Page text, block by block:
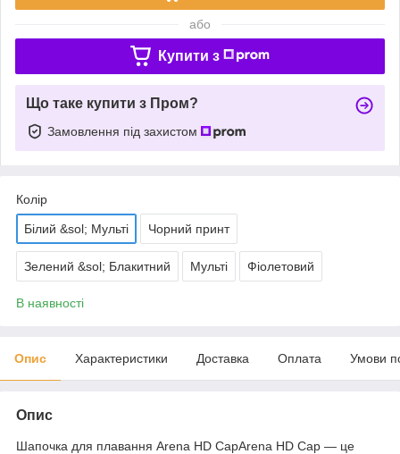
або
Купити з
Що таке купити з Пром?
Замовлення під захистом
Колір
Білий &sol; Мульті Чорний принт
Зелений &sol; Блакитний Мульті Фіолетовий
В наявності
Опис Характеристики Доставка Оплата Умови
Опис
Шапочка для плавання Arena HD CapArena HD Cap — це